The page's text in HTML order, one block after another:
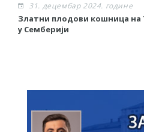
31. децембар 2024. године
Златни плодови кошница на
у Семберији